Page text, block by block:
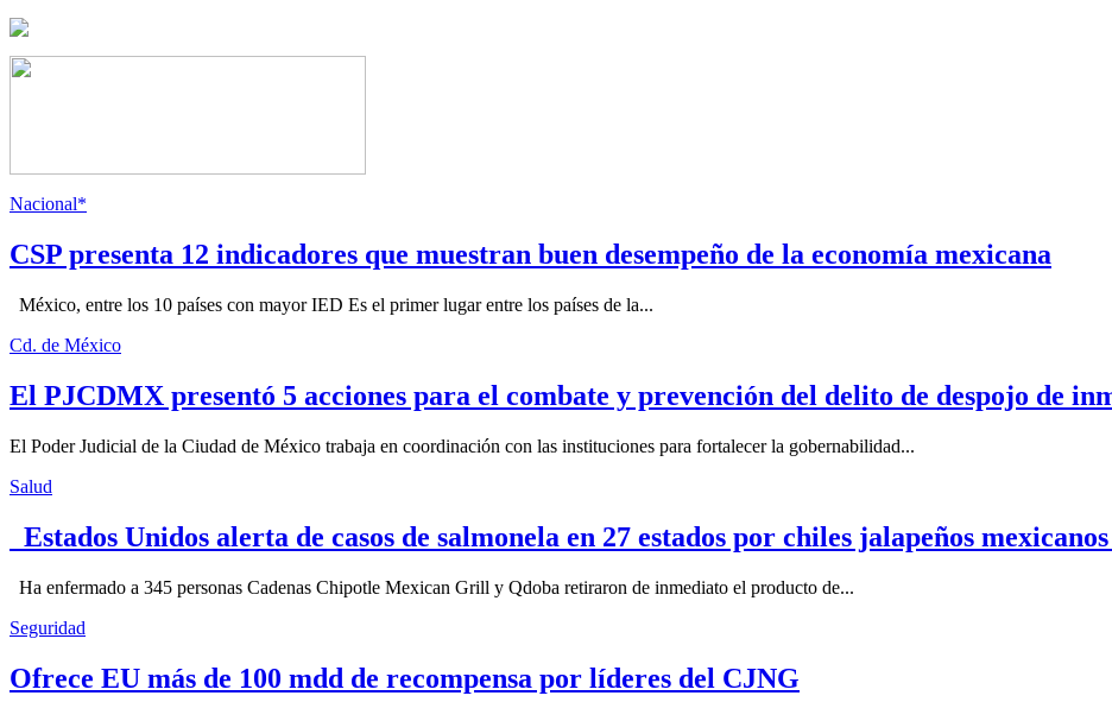
Nacional*
CSP presenta 12 indicadores que muestran buen desempeño de la economía mexicana
México, entre los 10 países con mayor IED Es el primer lugar entre los países de la...
Cd. de México
El PJCDMX presentó 5 acciones para el combate y prevención del delito de despojo de
El Poder Judicial de la Ciudad de México trabaja en coordinación con las instituciones para fortalecer la gobernabilidad...
Salud
Estados Unidos alerta de casos de salmonela en 27 estados por chiles jalapeños mexicanos
Ha enfermado a 345 personas Cadenas Chipotle Mexican Grill y Qdoba retiraron de inmediato el producto de...
Seguridad
Ofrece EU más de 100 mdd de recompensa por líderes del CJNG